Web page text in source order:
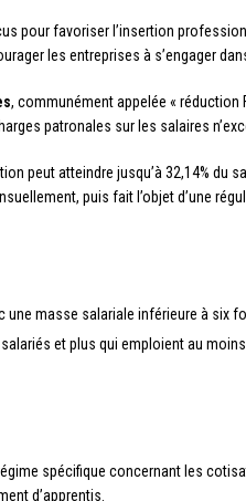
pour favoriser l’insertion
les entreprises à s’engager
, communément appelée « réduction
patronales sur les salaires
peut atteindre jusqu’à 32,14% du
puis fait l’objet d’une
masse salariale inférieure à six
et plus qui emploient au moins
spécifique concernant les
d’apprentis.